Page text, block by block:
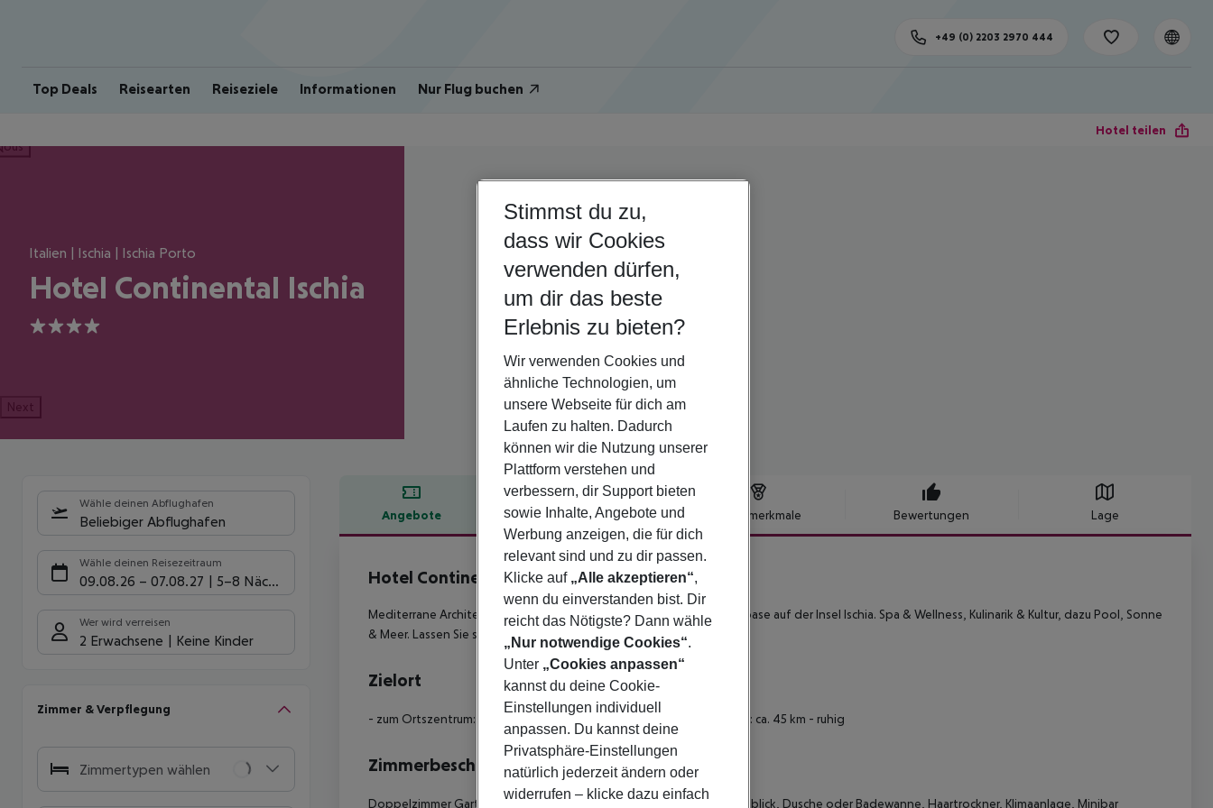
Top Deals Reisearten Reiseziele Informationen Nur Flug buchen
+49 (0) 2203 2970 444
Hotel teilen
Italien | Ischia | Ischia Porto
Hotel Continental Ischia
4
Next
Wähle deinen Abflughafen
Beliebiger Abflughafen
Wähle deinen Reisezeitraum
09.08.26 – 07.08.27 5-8 Nächte
Wer wird verreisen
2 Erwachsene Keine Kinder
Zimmer & Verpflegung
Zimmertypen wählen
Angebote Hotelbeschreibung Hotelmerkmale Bewertungen Lage
Hotelbeschreibung
Hotel Continental Ischia
4
Mediterrane Architektur in einem subtropischen Garten – eine Ruheoase auf der Insel Ischia. Spa & Wellness, Kulinarik & Kultur, dazu Pool, Sonne
& Meer. Lassen Sie sich in den Bann ziehen!
Zielort
- zum Ortszentrum: ca. 1 km - zum Strand: ca. 1,50 km - zum Flughafen: ca. 45 km - ruhig
Zimmerbeschreibung
Doppelzimmer Gartenblick (D1G) - 21-25 qm, Doppel, Classic, Gartenblick, Dusche oder Badewanne, Haartrockner, Klimaanlage, Minibar
Stimmst du zu,
dass wir Cookies
verwenden dürfen,
um dir das beste
Erlebnis zu bieten?
Wir verwenden Cookies und
ähnliche Technologien, um
unsere Webseite für dich am
Laufen zu halten. Dadurch
können wir die Nutzung unserer
Plattform verstehen und
verbessern, dir Support bieten
sowie Inhalte, Angebote und
Werbung anzeigen, die für dich
relevant sind und zu dir passen.
Klicke auf „Alle akzeptieren“,
wenn du einverstanden bist. Dir
reicht das Nötigste? Dann wähle
„Nur notwendige Cookies“.
Unter „Cookies anpassen“
kannst du deine Cookie-
Einstellungen individuell
anpassen. Du kannst deine
Privatsphäre-Einstellungen
natürlich jederzeit ändern oder
widerrufen – klicke dazu einfach